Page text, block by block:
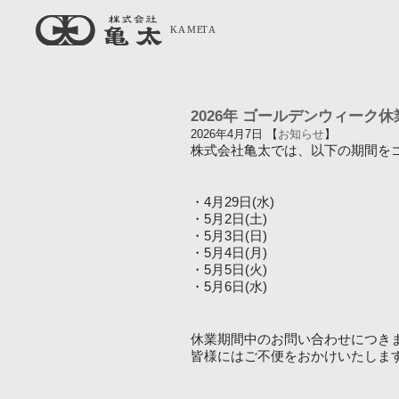
2026年 ゴールデンウィーク休
2026年4月7日 【 お知らせ】
株式会社亀太では、以下の期間を
・4月29日(水)
・5月2日(土)
・5月3日(日)
・5月4日(月)
・5月5日(火)
・5月6日(水)
休業期間中のお問い合わせにつき
皆様にはご不便をおかけいたしま